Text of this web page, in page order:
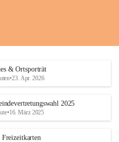
& Ortsporträt
•23. Apr. 2026
2025
•16. März 2025